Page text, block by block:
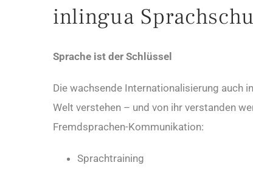
inlingua
Sprache ist der Schlüssel
Die wachsende Internationalisierung auch
Welt verstehen – und von ihr verstanden
Fremdsprachen-Kommunikation:
Sprachtraining